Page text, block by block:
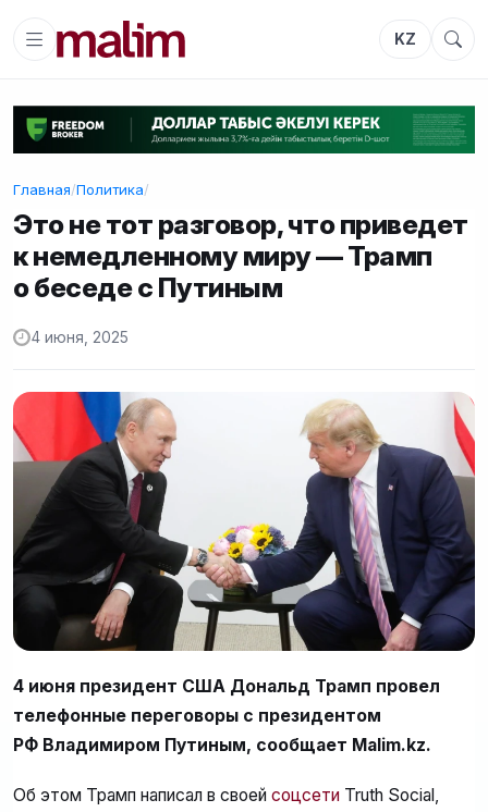
KZ
Главная/Политика/
Это не тот разговор, что приведет
к немедленному миру — Трамп
о беседе с Путиным
4 июня, 2025
4 июня президент США Дональд Трамп провел
телефонные переговоры с президентом
РФ Владимиром Путиным, сообщает Malim.kz.
Об этом Трамп написал в своей соцсети Truth Social,